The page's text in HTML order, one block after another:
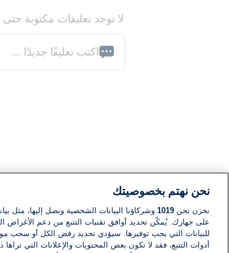
لا توجد تعليقات مكتوبة
اكتب تعليقًا جديدًا ...
نحن نهتم بخصوصيتك
نخزن نحن 1019 وشركاؤنا البيانات الشخصية ونصل إليها، مثل
على جهازك. يُمكّن تحديد أوافق تقنيات التتبع من دعم الأغراض
للبيانات التي يجب توفيرها. سيؤدي تحديد رفض الكل أو سحب
أدوات التتبع، فقد لا تكون بعض المحتويات والإعلانات التي